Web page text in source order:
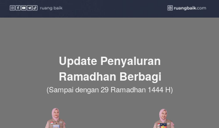
Update Penyaluran
Ramadhan Berbagi
(Sampai dengan 29 Ramadhan 1444 H)